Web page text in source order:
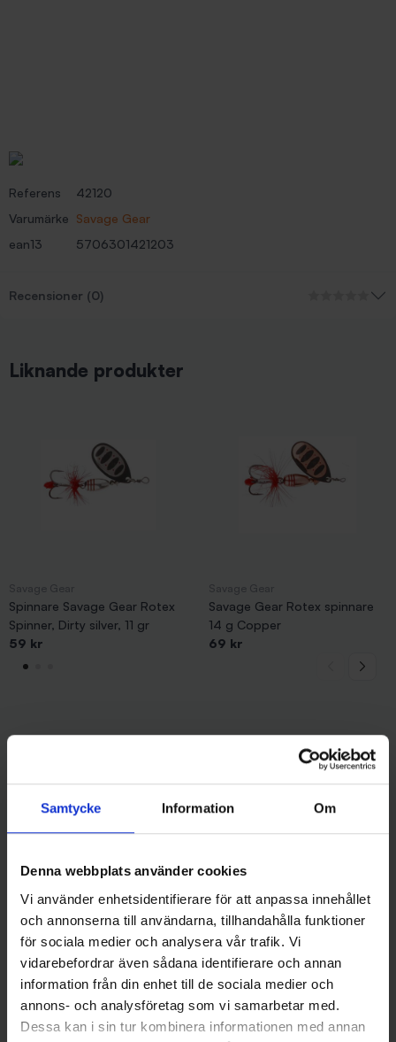
Samtycke Information Om
Denna webbplats använder cookies
Vi använder enhetsidentifierare för att anpassa innehållet
och annonserna till användarna, tillhandahålla funktioner
för sociala medier och analysera vår trafik. Vi
vidarebefordrar även sådana identifierare och annan
information från din enhet till de sociala medier och
annons- och analysföretag som vi samarbetar med.
Dessa kan i sin tur kombinera informationen med annan
Referens
42120
Varumärke Savage Gear
ean13
5706301421203
Recensioner (0)
Liknande produkter
Spinnare Savage Gear Rotex
Spinner, Dirty silver, 11 gr
59 kr
Savage Gear Rotex spinnare
14 g Copper
69 kr
Savage Gear
5.5 g, Black Purple
59 kr
Mieko Predator
Silver/Svart
59 kr